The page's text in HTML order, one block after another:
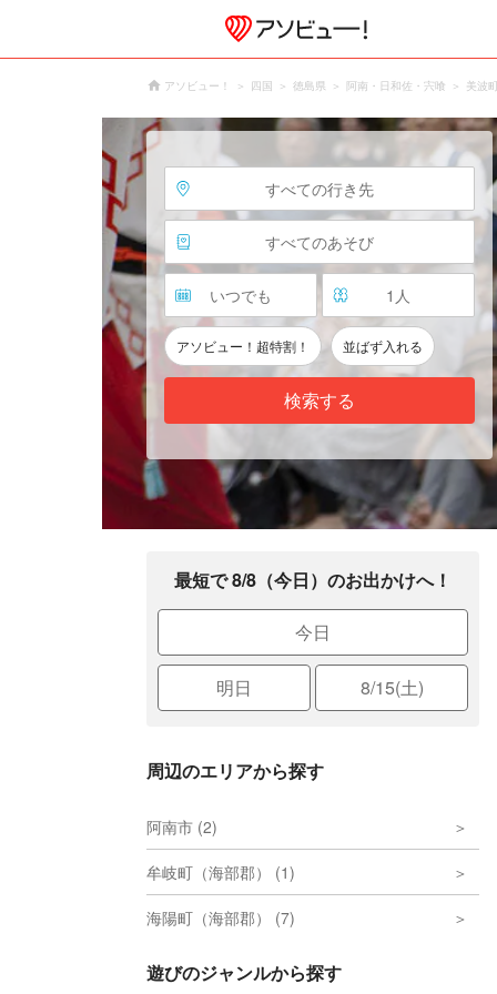
アソビュー！ 四国 徳島県 阿南・日和佐・宍喰 美波
すべての行き先
すべてのあそび
いつでも 1 人
アソビュー！超特割！ 並ばず入れる
検索する
最短で 8/8（今日）のお出かけへ！
今日
明日 8/15(土)
周辺のエリアから探す
阿南市 (2)
牟岐町（海部郡） (1)
海陽町（海部郡） (7)
遊びのジャンルから探す